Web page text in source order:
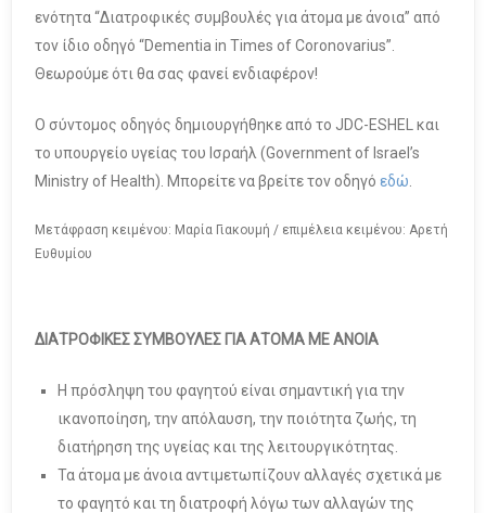
ενότητα “Διατροφικές συμβουλές για άτομα με άνοια” από
τον ίδιο οδηγό “Dementia in Times of Coronovarius”.
Θεωρούμε ότι θα σας φανεί ενδιαφέρον!
Ο σύντομος οδηγός δημιουργήθηκε από το JDC-ESHEL και
το υπουργείο υγείας του Ισραήλ (Government of Israel’s
Ministry of Health). Mπορείτε να βρείτε τον οδηγό εδώ.
Μετάφραση κειμένου: Μαρία Γιακουμή / επιμέλεια κειμένου: Αρετή
Ευθυμίου
ΔΙΑΤΡΟΦΙΚΕΣ ΣΥΜΒΟΥΛΕΣ ΓΙΑ ΑΤΟΜΑ ΜΕ ΑΝΟΙΑ
Η πρόσληψη του φαγητού είναι σημαντική για την
ικανοποίηση, την απόλαυση, την ποιότητα ζωής, τη
διατήρηση της υγείας και της λειτουργικότητας.
Τα άτομα με άνοια αντιμετωπίζουν αλλαγές σχετικά με
το φαγητό και τη διατροφή λόγω των αλλαγών της